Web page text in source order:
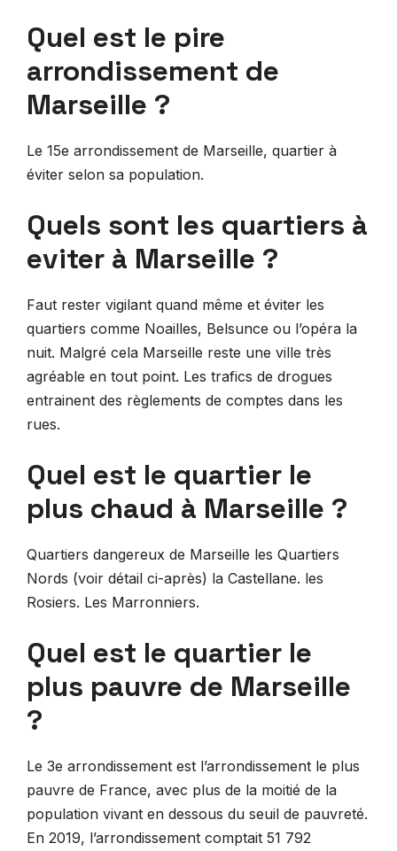
Quel est le pire
arrondissement de
Marseille ?
Le 15e arrondissement de Marseille, quartier à
éviter selon sa population.
Quels sont les quartiers à
eviter à Marseille ?
Faut rester vigilant quand même et éviter les
quartiers comme Noailles, Belsunce ou l’opéra la
nuit. Malgré cela Marseille reste une ville très
agréable en tout point. Les trafics de drogues
entrainent des règlements de comptes dans les
rues.
Quel est le quartier le
plus chaud à Marseille ?
Quartiers dangereux de Marseille les Quartiers
Nords (voir détail ci-après) la Castellane. les
Rosiers. Les Marronniers.
Quel est le quartier le
plus pauvre de Marseille
?
Le 3e arrondissement est l’arrondissement le plus
pauvre de France, avec plus de la moitié de la
population vivant en dessous du seuil de pauvreté.
En 2019, l’arrondissement comptait 51 792